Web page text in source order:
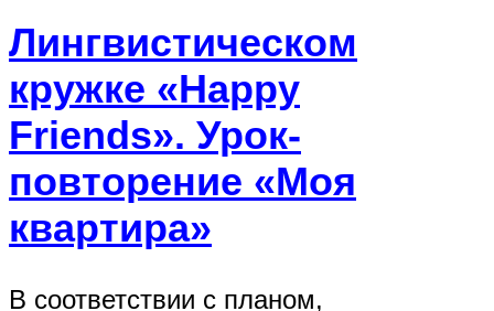
Лингвистическом
кружке «Happy
Friends». Урок-
повторение «Моя
квартира»
В соответствии с планом,